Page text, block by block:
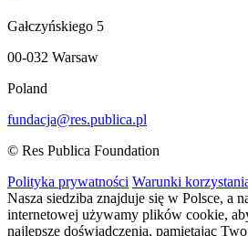
Gałczyńskiego 5
00-032 Warsaw
Poland
fundacja@res.publica.pl
© Res Publica Foundation
Polityka prywatności Warunki
Nasza siedziba znajduje się w Polsce, a
internetowej używamy plików cookie,
najlepsze doświadczenia, pamiętając